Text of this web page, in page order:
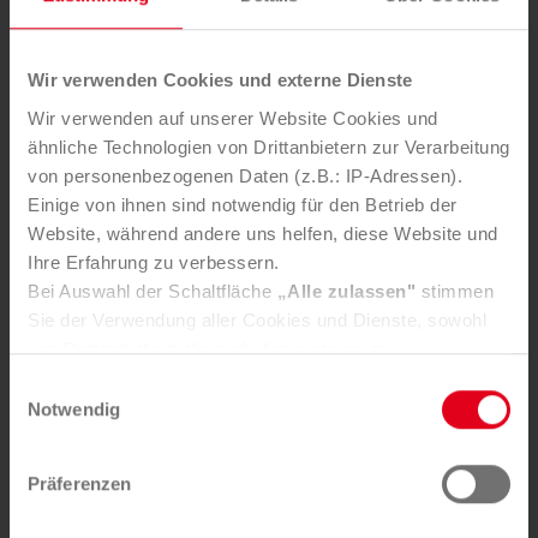
Wir verwenden Cookies und externe Dienste
Wir verwenden auf unserer Website Cookies und
ähnliche Technologien von Drittanbietern zur Verarbeitung
von personenbezogenen Daten (z.B.: IP-Adressen).
Einige von ihnen sind notwendig für den Betrieb der
Website, während andere uns helfen, diese Website und
Ihre Erfahrung zu verbessern.
Bei Auswahl der Schaltfläche „Alle zulassen" stimmen
Sie der Verwendung aller Cookies und Dienste, sowohl
von Drittanbietern als auch den eigenen, zu.
selbst zu entscheiden, welche Cookies-Setzung Sie
Selbstverständlich können Sie über Consent Button in
der linken unteren Ecke die gesetzte Zustimmung
Notwendig
Präferenzen
Ein zentraler Ansprechpartner koordiniert alle
Für wen ist der Service geeignet?
Unsere Leistungen richten sich an Unternehmen aller
Branchen, Industrie- und Gewerbebetriebe,
Logistikzentren, Immobilienverwaltungen sowie
Gemeinden und öffentliche Einrichtungen. Für
kleinere Projekte oder private Entrümpelungen
nutzen Sie unseren Online-Service
wastebox.at .
Häufige Fragen zu Betriebsräumungen
Was kostet eine gewerbliche Entrümpelung?